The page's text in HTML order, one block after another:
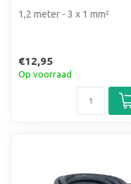
1,2 meter - 3 x 1 mm²
€12,95
Op voorraad